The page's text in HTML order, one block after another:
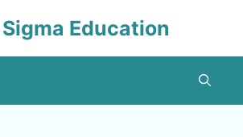
Education